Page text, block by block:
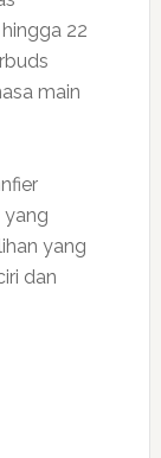
22
main
yang
yang
dan